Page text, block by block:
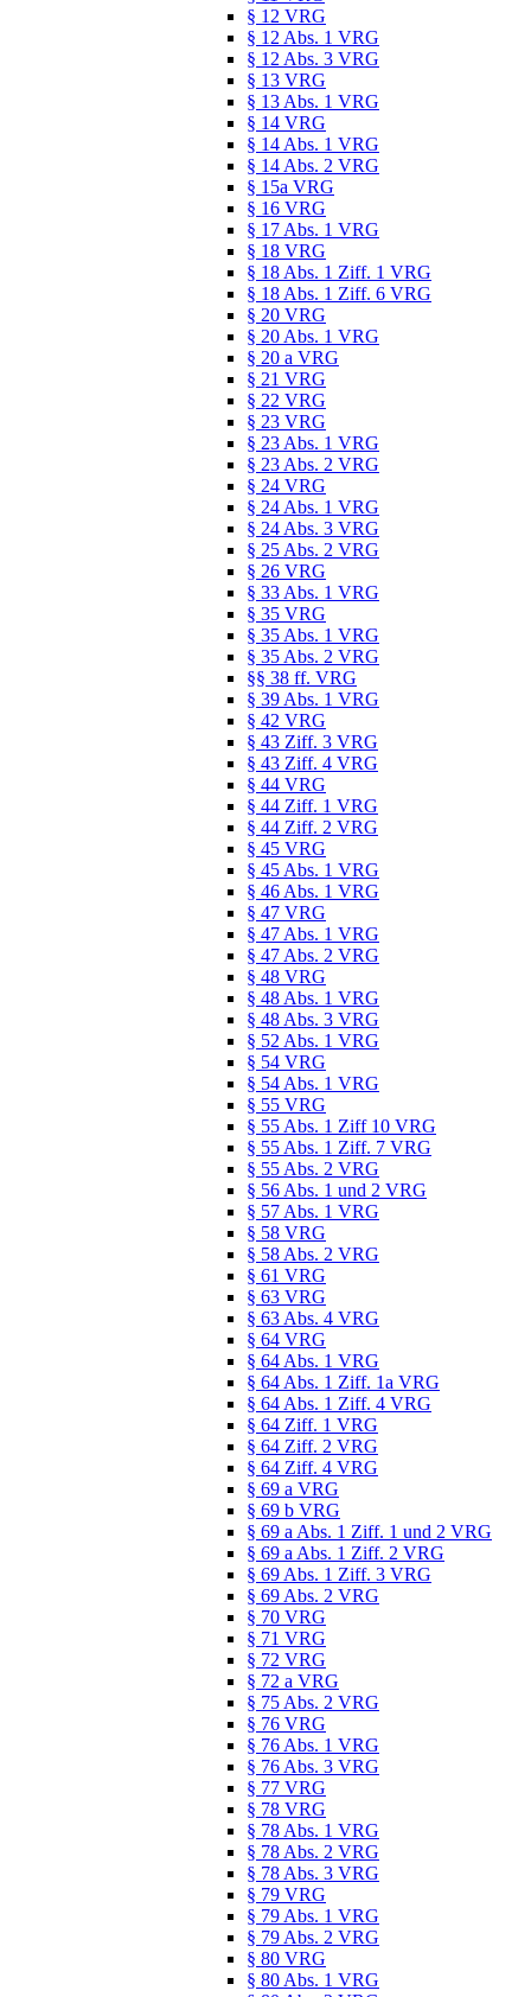
§ 12 VRG
§ 12 Abs. 1 VRG
§ 12 Abs. 3 VRG
§ 13 VRG
§ 13 Abs. 1 VRG
§ 14 VRG
§ 14 Abs. 1 VRG
§ 14 Abs. 2 VRG
§ 15a VRG
§ 16 VRG
§ 17 Abs. 1 VRG
§ 18 VRG
§ 18 Abs. 1 Ziff. 1 VRG
§ 18 Abs. 1 Ziff. 6 VRG
§ 20 VRG
§ 20 Abs. 1 VRG
§ 20 a VRG
§ 21 VRG
§ 22 VRG
§ 23 VRG
§ 23 Abs. 1 VRG
§ 23 Abs. 2 VRG
§ 24 VRG
§ 24 Abs. 1 VRG
§ 24 Abs. 3 VRG
§ 25 Abs. 2 VRG
§ 26 VRG
§ 33 Abs. 1 VRG
§ 35 VRG
§ 35 Abs. 1 VRG
§ 35 Abs. 2 VRG
§§ 38 ff. VRG
§ 39 Abs. 1 VRG
§ 42 VRG
§ 43 Ziff. 3 VRG
§ 43 Ziff. 4 VRG
§ 44 VRG
§ 44 Ziff. 1 VRG
§ 44 Ziff. 2 VRG
§ 45 VRG
§ 45 Abs. 1 VRG
§ 46 Abs. 1 VRG
§ 47 VRG
§ 47 Abs. 1 VRG
§ 47 Abs. 2 VRG
§ 48 VRG
§ 48 Abs. 1 VRG
§ 48 Abs. 3 VRG
§ 52 Abs. 1 VRG
§ 54 VRG
§ 54 Abs. 1 VRG
§ 55 VRG
§ 55 Abs. 1 Ziff 10 VRG
§ 55 Abs. 1 Ziff. 7 VRG
§ 55 Abs. 2 VRG
§ 56 Abs. 1 und 2 VRG
§ 57 Abs. 1 VRG
§ 58 VRG
§ 58 Abs. 2 VRG
§ 61 VRG
§ 63 VRG
§ 63 Abs. 4 VRG
§ 64 VRG
§ 64 Abs. 1 VRG
§ 64 Abs. 1 Ziff. 1a VRG
§ 64 Abs. 1 Ziff. 4 VRG
§ 64 Ziff. 1 VRG
§ 64 Ziff. 2 VRG
§ 64 Ziff. 4 VRG
§ 69 a VRG
§ 69 b VRG
§ 69 a Abs. 1 Ziff. 1 und 2 VRG
§ 69 a Abs. 1 Ziff. 2 VRG
§ 69 Abs. 1 Ziff. 3 VRG
§ 69 Abs. 2 VRG
§ 70 VRG
§ 71 VRG
§ 72 VRG
§ 72 a VRG
§ 75 Abs. 2 VRG
§ 76 VRG
§ 76 Abs. 1 VRG
§ 76 Abs. 3 VRG
§ 77 VRG
§ 78 VRG
§ 78 Abs. 1 VRG
§ 78 Abs. 2 VRG
§ 78 Abs. 3 VRG
§ 79 VRG
§ 79 Abs. 1 VRG
§ 79 Abs. 2 VRG
§ 80 VRG
§ 80 Abs. 1 VRG